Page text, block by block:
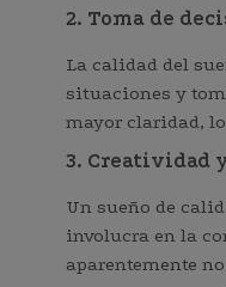
2. Toma de
La calidad del
situaciones y
mayor claridad,
3. Creatividad
Un sueño de
involucra en la
aparentemente